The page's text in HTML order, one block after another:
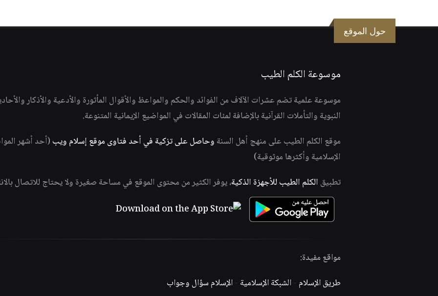
حول الموقع
موسوعة الكلم الطيب
موسوعة علمية تضم عشرات الآلاف من الفوائد والحكم والمواعظ والأقوال المأثورة والأدعية والأذكار
النبوية والتأملات القرآنية بالإضافة لمئات المقالات في المواضيع الإيمانية المتنوعة.
موقع الكلم الطيب على منهج أهل السنة وحاصل على تزكية في أحد فتاوى موقع إسلام ويب (أحد أشهر
الإسلامية وأكثرها موثوقية)
تطبيق الكلم الطيب للأجهزة الذكية، يوفر الكثير من محتوى الموقع في مساحة صغيرة ولا يحتاج للاتصال
مواقع مفيدة:
طريق الإسلام -الشبكة الإسلامية -الإسلام سؤال وجواب